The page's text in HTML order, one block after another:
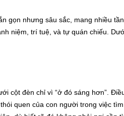
gọn nhưng sâu sắc, mang nhiều
niệm, trí tuệ, và tự quán chiếu.
cột đèn chỉ vì “ở đó sáng hơn”.
quen của con người trong việc tìm